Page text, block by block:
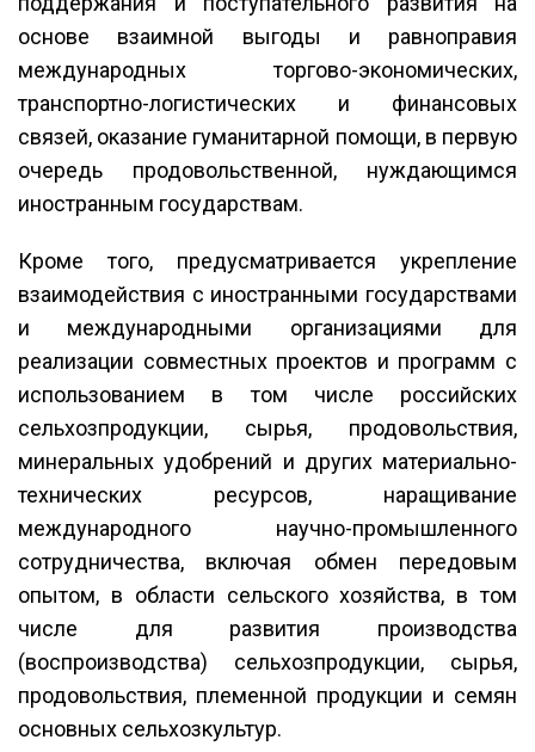
основе взаимной выгоды и равноправия
международных торгово-экономических,
транспортно-логистических и финансовых
связей, оказание гуманитарной помощи, в первую
очередь продовольственной, нуждающимся
иностранным государствам.
Кроме того, предусматривается укрепление
взаимодействия с иностранными государствами
и международными организациями для
реализации совместных проектов и программ с
использованием в том числе российских
сельхозпродукции, сырья, продовольствия,
минеральных удобрений и других материально-
технических ресурсов, наращивание
международного научно-промышленного
сотрудничества, включая обмен передовым
опытом, в области сельского хозяйства, в том
числе для развития производства
(воспроизводства) сельхозпродукции, сырья,
продовольствия, племенной продукции и семян
основных сельхозкультур.